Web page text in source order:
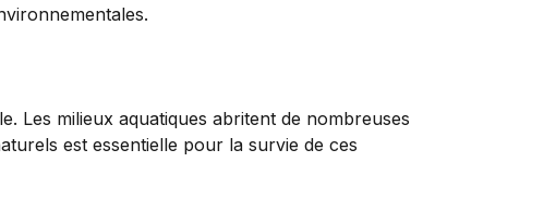
Les milieux aquatiques abritent de nombreuses
est essentielle pour la survie de ces